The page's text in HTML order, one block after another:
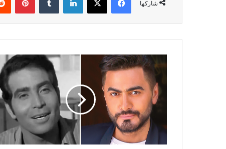
شاركها
حسني
يتلقى
إشادة
الفنان
القدير
حسن
يوسف: